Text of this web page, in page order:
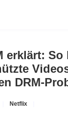
erklärt: So
DRM-
Netflix